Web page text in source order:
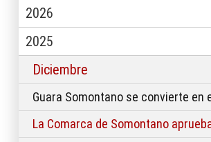
2026
2025
Diciembre
Guara Somontano se convierte
La Comarca de Somontano